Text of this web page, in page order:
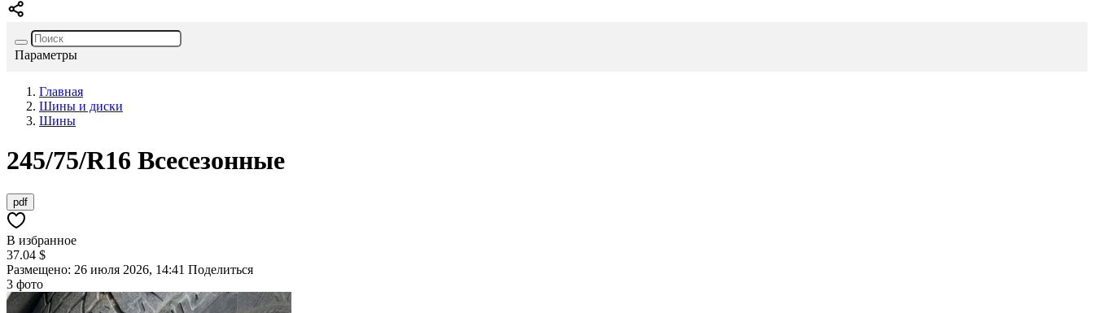
Параметры
Главная
Шины и диски
Шины
245/75/R16 Всесезонные
pdf
В избранное
37.04 $
Размещено: 26 июля 2026, 14:41 Поделиться
3 фото